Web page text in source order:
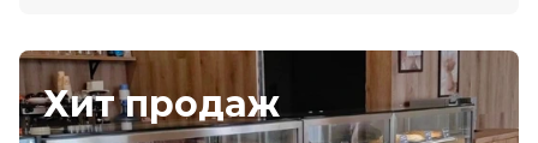
Хит продаж